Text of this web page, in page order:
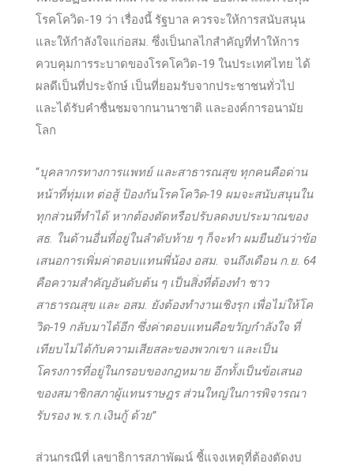
โรคโควิด-19 ว่า เรื่องนี้ รัฐบาล ควรจะให้การสนับสนุน
และให้กำลังใจแก่อสม. ซึ่งเป็นกลไกสำคัญที่ทำให้การ
ควบคุมการระบาดของโรคโควิด-19 ในประเทศไทย ได้
ผลดีเป็นที่ประจักษ์ เป็นที่ยอมรับจากประชาชนทั่วไป
และได้รับคำชื่นชมจากนานาชาติ และองค์การอนามัย
โลก
“บุคลากรทางการแพทย์ และสาธารณสุข ทุกคนคือด่าน
หน้าที่ทุ่มเท ต่อสู้ ป้องกันโรคโควิด-19 ผมจะสนับสนุนใน
ทุกส่วนที่ทำได้ หากต้องตัดหรือปรับลดงบประมาณของ
สธ. ในด้านอื่นที่อยู่ในลำดับท้าย ๆ ก็จะทำ ผมยืนยันว่าข้อ
เสนอการเพิ่มค่าตอบแทนพี่น้อง อสม. จนถึงเดือน ก.ย. 64
คือความสำคัญอันดับต้น ๆ เป็นสิ่งที่ต้องทำ ชาว
สาธารณสุข และ อสม. ยังต้องทำงานเชิงรุก เพื่อไม่ให้โค
วิด-19 กลับมาได้อีก ซึ่งค่าตอบแทนคือขวัญกำลังใจ ที่
เทียบไม่ได้กับความเสียสละของพวกเขา และเป็น
โครงการที่อยู่ในกรอบของกฎหมาย อีกทั้งเป็นข้อเสนอ
ของสมาชิกสภาผู้แทนราษฎร ส่วนใหญ่ในการพิจารณา
รับรอง พ.ร.ก.เงินกู้ ด้วย”
ส่วนกรณีที่ เลขาธิการสภาพัฒน์ ชี้แจงเหตุที่ต้องตัดงบ